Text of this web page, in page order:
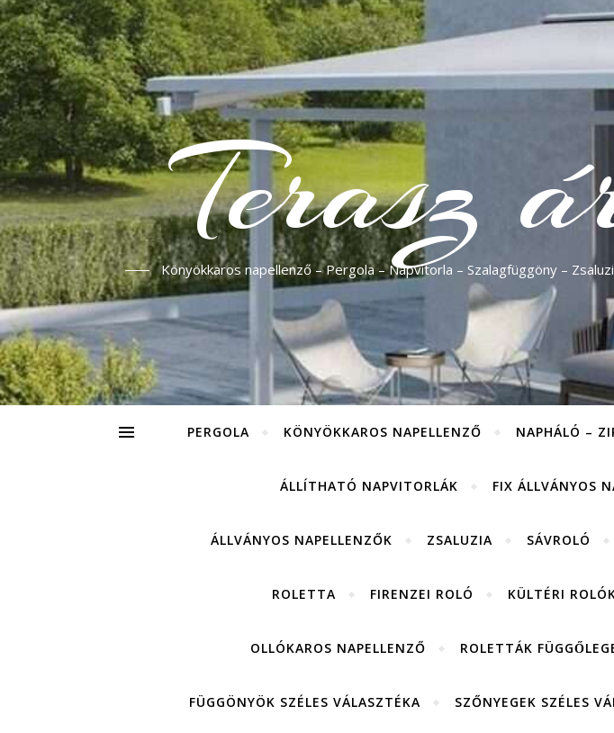
Terasz
Könyökkaros napellenző – Pergola – Napvitorla – Szalagfüggöny –
PERGOLA KÖNYÖKKAROS NAPELLENZŐ NAPHÁLÓ –
ÁLLÍTHATÓ NAPVITORLÁK FIX ÁLLVÁNYOS
ÁLLVÁNYOS NAPELLENZŐK ZSALUZIA SÁVROLÓ
ROLETTA FIRENZEI ROLÓ KÜLTÉRI
OLLÓKAROS NAPELLENZŐ ROLETTÁK
FÜGGÖNYÖK SZÉLES VÁLASZTÉKA SZŐNYEGEK SZÉLES